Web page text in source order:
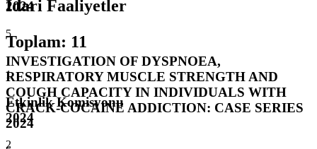
2024
5
INVESTIGATION OF DYSPNOEA,
RESPIRATORY MUSCLE STRENGTH AND
COUGH CAPACITY IN INDIVIDUALS WITH
CRACK-COCAINE ADDICTION: CASE SERIES
2024
İdari Faaliyetler
Toplam: 11
1
Etkinlik Komisyonu
2024
2